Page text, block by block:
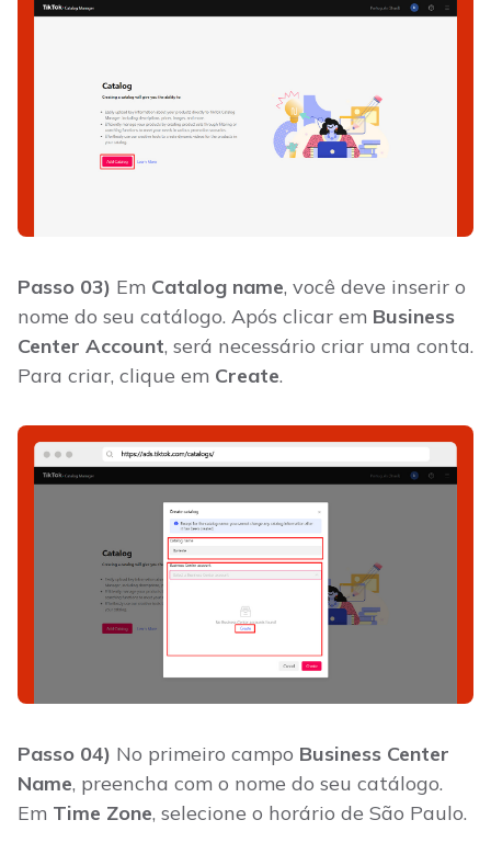
Passo 03) Em Catalog name, você deve inserir o
nome do seu catálogo. Após clicar em Business
Center Account, será necessário criar uma conta.
Para criar, clique em Create.
Passo 04) No primeiro campo Business Center
Name, preencha com o nome do seu catálogo.
Em Time Zone, selecione o horário de São Paulo.